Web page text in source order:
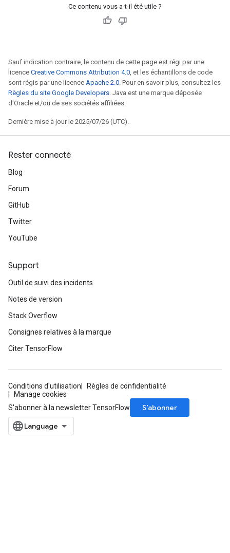
Ce contenu vous a-t-il été utile ?
Sauf indication contraire, le contenu de cette page est régi par une
licence Creative Commons Attribution 4.0, et les échantillons de code
sont régis par une licence Apache 2.0. Pour en savoir plus, consultez les
Règles du site Google Developers. Java est une marque déposée
d'Oracle et/ou de ses sociétés affiliées.
Dernière mise à jour le 2025/07/26 (UTC).
Rester connecté
Blog
Forum
GitHub
Twitter
YouTube
Support
Outil de suivi des incidents
Notes de version
Stack Overflow
Consignes relatives à la marque
Citer TensorFlow
Conditions d'utilisation
Règles de confidentialité
Manage cookies
S'abonner à la newsletter TensorFlow
S’abonner